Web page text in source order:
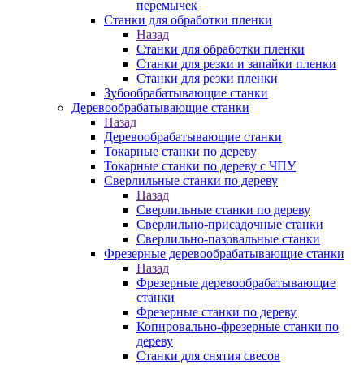
перемычек
Станки для обработки пленки
Назад
Станки для обработки пленки
Станки для резки и запайки пленки
Станки для резки пленки
Зубообрабатывающие станки
Деревообрабатывающие станки
Назад
Деревообрабатывающие станки
Токарные станки по дереву
Токарные станки по дереву с ЧПУ
Сверлильные станки по дереву
Назад
Сверлильные станки по дереву
Сверлильно-присадочные станки
Сверлильно-пазовальные станки
Фрезерные деревообрабатывающие станки
Назад
Фрезерные деревообрабатывающие
станки
Фрезерные станки по дереву
Копировально-фрезерные станки по
дереву
Станки для снятия свесов